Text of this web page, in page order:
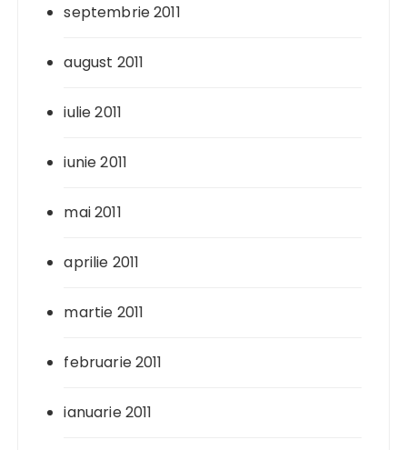
septembrie 2011
august 2011
iulie 2011
iunie 2011
mai 2011
aprilie 2011
martie 2011
februarie 2011
ianuarie 2011